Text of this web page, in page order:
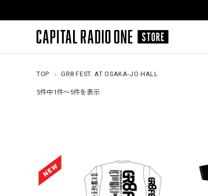
TOP GR8 FEST. AT OSAKA-JO HALL
5件中1件～5件を表示